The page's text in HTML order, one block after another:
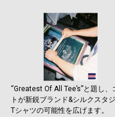
“Greatest Of All Tee’s”と題し、
トが新鋭ブランド&シルクスタ
Tシャツの可能性を広げます。